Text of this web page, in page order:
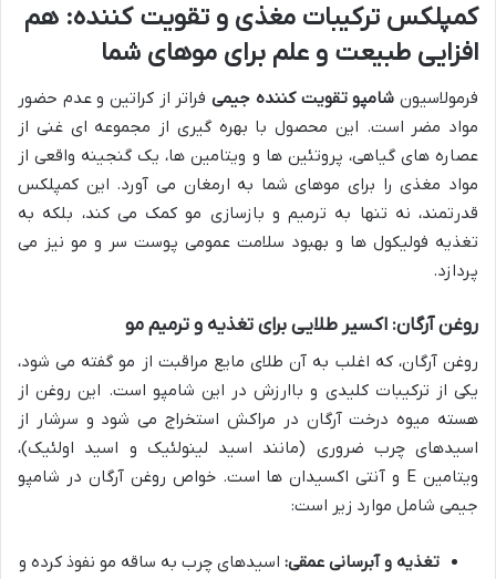
کمپلکس ترکیبات مغذی و تقویت کننده: هم
افزایی طبیعت و علم برای موهای شما
فرمولاسیون شامپو تقویت کننده جیمیفراتر از کراتین و عدم حضور
مواد مضر است. این محصول با بهره گیری از مجموعه ای غنی از
عصاره های گیاهی، پروتئین ها و ویتامین ها، یک گنجینه واقعی از
مواد مغذی را برای موهای شما به ارمغان می آورد. این کمپلکس
قدرتمند، نه تنها به ترمیم و بازسازی مو کمک می کند، بلکه به
تغذیه فولیکول ها و بهبود سلامت عمومی پوست سر و مو نیز می
پردازد.
روغن آرگان: اکسیر طلایی برای تغذیه و ترمیم مو
روغن آرگان، که اغلب به آن طلای مایع مراقبت از مو گفته می شود،
یکی از ترکیبات کلیدی و باارزش در این شامپو است. این روغن از
هسته میوه درخت آرگان در مراکش استخراج می شود و سرشار از
اسیدهای چرب ضروری (مانند اسید لینولئیک و اسید اولئیک)،
ویتامین E و آنتی اکسیدان ها است. خواص روغن آرگان در شامپو
جیمی شامل موارد زیر است:
تغذیه و آبرسانی عمقی: اسیدهای چرب به ساقه مو نفوذ کرده و